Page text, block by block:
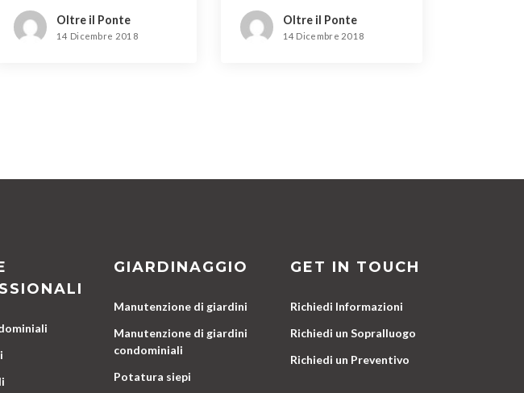
Oltre il Ponte
14 Dicembre 2018
Oltre il Ponte
14 Dicembre 2018
GIARDINAGGIO
Manutenzione di giardini
Manutenzione di giardini
condominiali
Potatura siepi
GET IN TOUCH
Richiedi Informazioni
Richiedi un Sopralluogo
Richiedi un Preventivo